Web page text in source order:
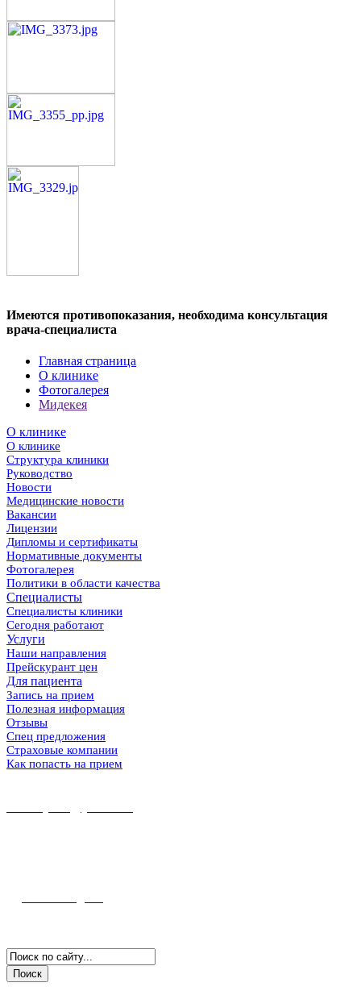
Имеются противопоказания, необходима консультация
врача-специалиста
Главная страница
О клинике
Фотогалерея
Мидекея
О клинике
О клинике
Структура клиники
Руководство
Новости
Медицинские новости
Вакансии
Лицензии
Дипломы и сертификаты
Нормативные документы
Фотогалерея
Политики в области качества
Специалисты
Специалисты клиники
Сегодня работают
Услуги
Наши направления
Прейскурант цен
Для пациента
Запись на прием
Полезная информация
Отзывы
Спец предложения
Страховые компании
Как попасть на прием